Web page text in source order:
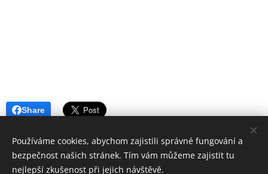
Share
Používáme cookies, abychom zajistili správné fungování a
bezpečnost našich stránek. Tím vám můžeme zajistit tu
nejlepší zkušenost při jejich návštěvě.